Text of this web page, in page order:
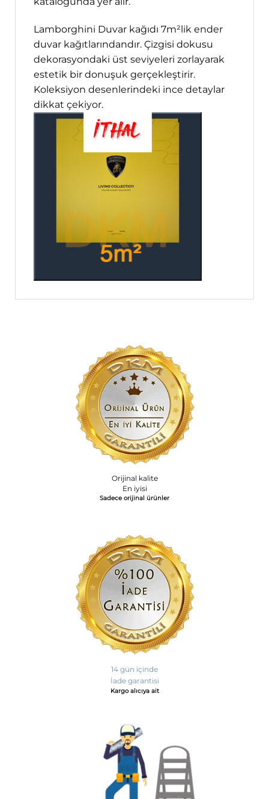
Lamborghini Duvar kağıdı 7m²lik ender
duvar kağıtlarındandır. Çizgisi dokusu
dekorasyondaki üst seviyeleri zorlayarak
estetik bir donuşuk gerçekleştirir.
Koleksiyon desenlerindeki ince detaylar
dikkat çekiyor.
Orijinal kalite
En iyisi
Sadece orijinal ürünler
14 gün içinde
İade garantisi
Kargo alıcıya ait